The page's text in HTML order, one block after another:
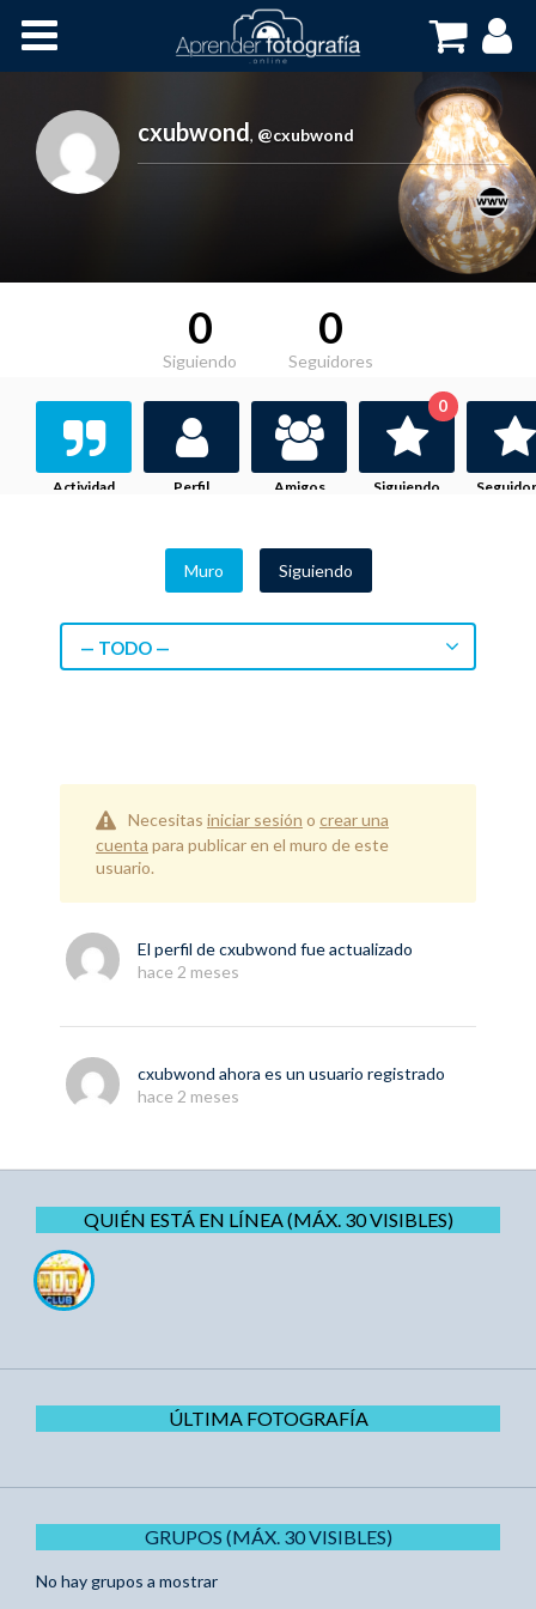
Cursos OnLine
cxubwond, @cxubwond
0
Siguiendo
0
Seguidores
Actividad Perfil Amigos Siguiendo
0
Muro Siguiendo
— TODO —
Necesitas iniciar sesión o crear una
cuenta para publicar en el muro de este
usuario.
El perfil decxubwond fue actualizado
hace 2 meses
cxubwond ahora es un usuario registrado
hace 2 meses
QUIÉN ESTÁ EN LÍNEA (MÁX. 30 VISIBLES)
ÚLTIMA FOTOGRAFÍA
GRUPOS (MÁX. 30 VISIBLES)
No hay grupos a mostrar